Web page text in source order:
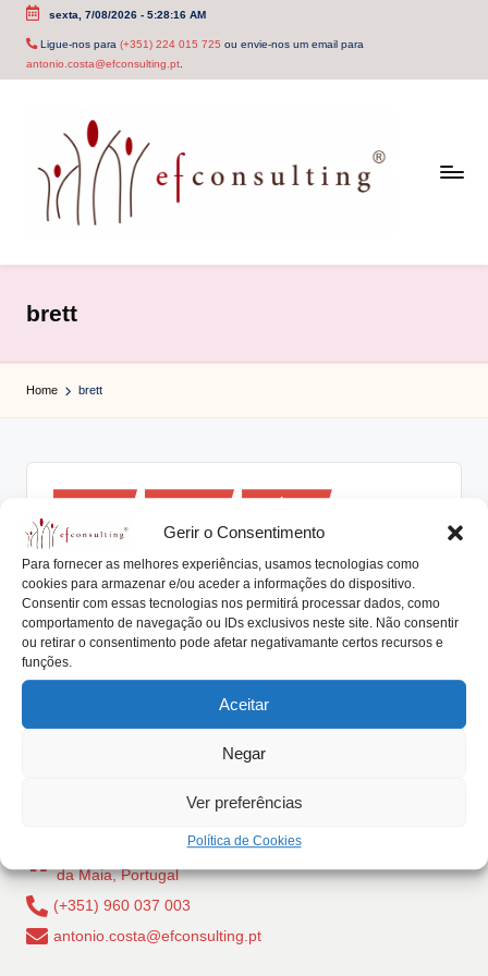
Gerir o Consentimento
Para fornecer as melhores experiências, usamos tecnologias como
cookies para armazenar e/ou aceder a informações do dispositivo.
Consentir com essas tecnologias nos permitirá processar dados, como
comportamento de navegação ou IDs exclusivos neste site. Não consentir
ou retirar o consentimento pode afetar negativamante certos recursos e
funções.
Aceitar
Negar
Ver preferências
Política de Cookies
Skip
sexta, 7/08/2026- 5:28:16 AM
Ligue-nos para (+351) 224 015 725 ou envie-nos um email para
antonio.costa@efconsulting.pt.
c
o
n
u
lt
i
n
g
.
p
t
brett
Home brett
Posted
in
Empresas Familiares no Negócio do
Vinho
by
António Nogueira da Costa Janeiro 26, 2018
Workshop "Empresas Familiares no Negócio do Vinho"
O vinho é um produto associado a momentos…
Rua Dr Carlos Pires Felgueiras, 206 - 1, 4470-157 Cidade
da Maia, Portugal
(+351) 960 037 003
antonio.costa@efconsulting.pt